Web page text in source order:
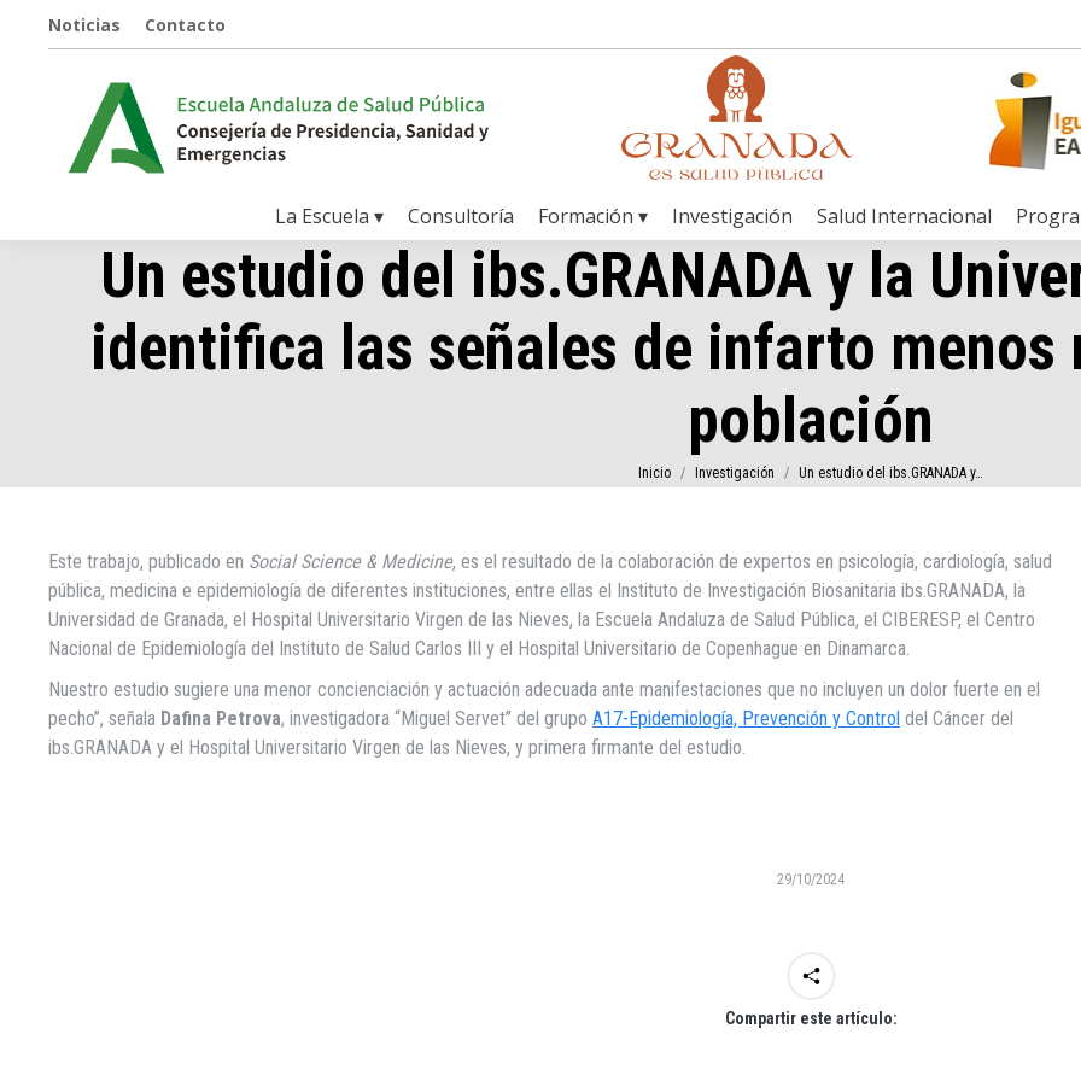
Noticias Contacto
La Escuela ▾ Consultoría Formación ▾ Investigación Salud Internacional
Un estudio del ibs.GRANADA y la
identifica las señales de infarto menos
población
Estás aquí:
Inicio Investigación Un estudio del ibs.GRANADA y…
Este trabajo, publicado en Social Science & Medicine, es el resultado de la colaboración de expertos en psicología, cardiología, salud
pública, medicina e epidemiología de diferentes instituciones, entre ellas el Instituto de Investigación Biosanitaria ibs.GRANADA, la
Universidad de Granada, el Hospital Universitario Virgen de las Nieves, la Escuela Andaluza de Salud Pública, el CIBERESP, el Centro
Nacional de Epidemiología del Instituto de Salud Carlos III y el Hospital Universitario de Copenhague en Dinamarca.
Nuestro estudio sugiere una menor concienciación y actuación adecuada ante manifestaciones que no incluyen un dolor fuerte en el
pecho”, señala Dafina Petrova, investigadora “Miguel Servet” del grupo A17-Epidemiología, Prevención y Control del Cáncer del
ibs.GRANADA y el Hospital Universitario Virgen de las Nieves, y primera firmante del estudio.
29/10/2024
Compartir este artículo: